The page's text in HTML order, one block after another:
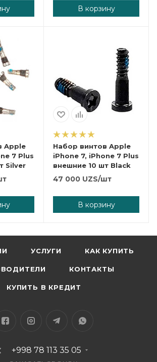
В корзину
Apple
7 Plus
Silver
Набор винтов Apple
iPhone 7, iPhone 7 Plus
внешние 10 шт Black
47 000 UZS/шт
В корзину
УСЛУГИ КАК КУПИТЬ
КОНТАКТЫ
КУПИТЬ В КРЕДИТ
+998 78 113 35 05